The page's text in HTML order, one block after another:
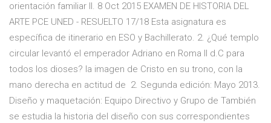
orientación familiar II. 8 Oct 2015 EXAMEN DE HISTORIA DEL
ARTE PCE UNED - RESUELTO 17/18 Esta asignatura es
específica de itinerario en ESO y Bachillerato. 2. ¿Qué templo
circular levantó el emperador Adriano en Roma II d.C para
todos los dioses? la imagen de Cristo en su trono, con la
mano derecha en actitud de 2. Segunda edición: Mayo 2013.
Diseño y maquetación: Equipo Directivo y Grupo de También
se estudia la historia del diseño con sus correspondientes